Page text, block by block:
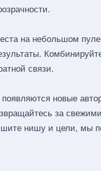
на небольшом
связи.
новые
за
нишу и цели, мы